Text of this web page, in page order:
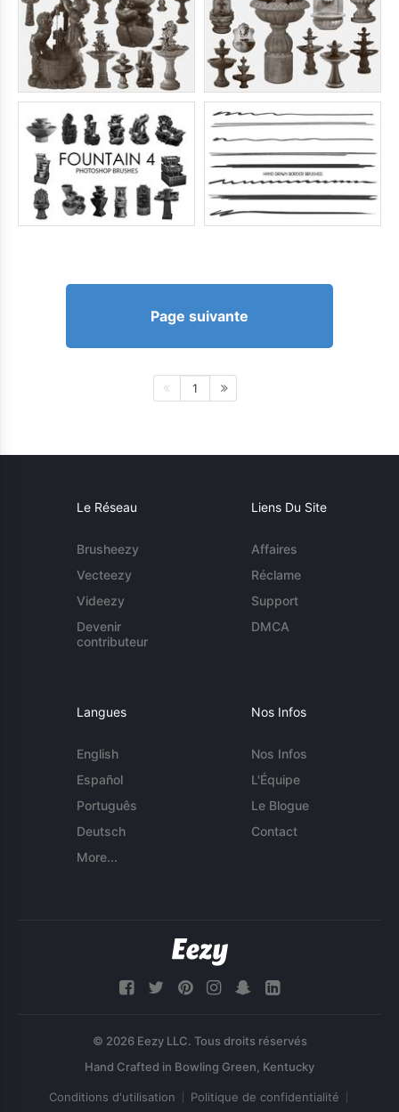
Page suivante
1
Le Réseau
Brusheezy
Vecteezy
Videezy
Devenir
contributeur
Liens Du Site
Affaires
Réclame
Support
DMCA
Langues
English
Español
Português
Deutsch
More...
Nos Infos
Nos Infos
L'Équipe
Le Blogue
Contact
© 2026 Eezy LLC. Tous droits réservés
Conditions d'utilisation Politique de confidentialité